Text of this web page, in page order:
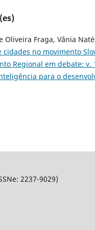
Fraga, Vânia
cidades no movimento
Regional em debate:
para o
2237-9029)